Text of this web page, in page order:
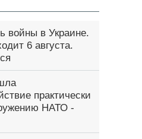
войны в Украине.
6 августа.
практически
НАТО -